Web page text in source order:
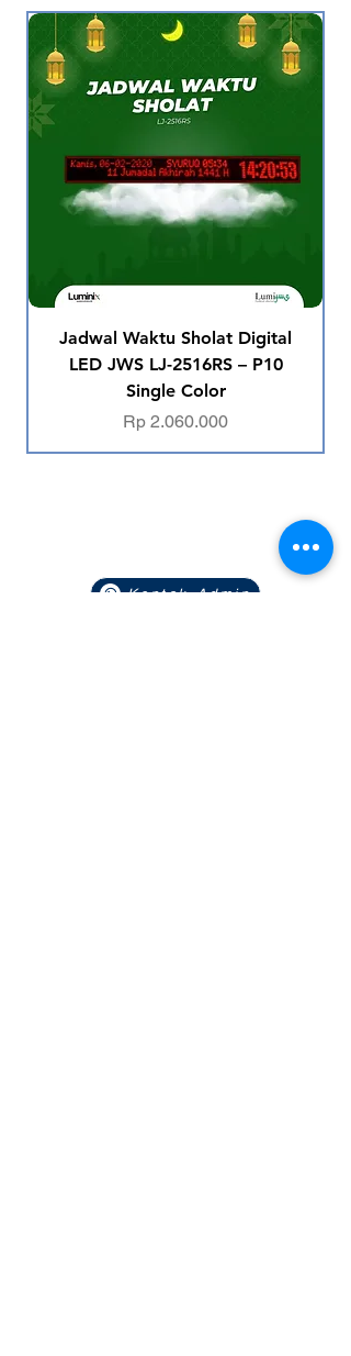
Jadwal Waktu Sholat Digital
LED JWS LJ-2516RS – P10
Single Color
Price
Rp 2.060.000
Kontak Admin